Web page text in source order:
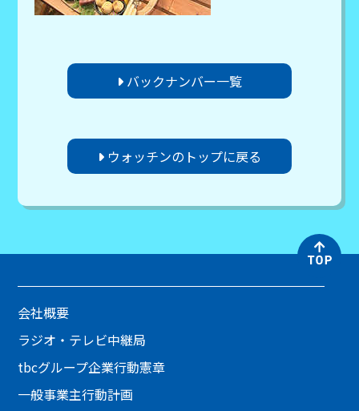
バックナンバー一覧
ウォッチンのトップに戻る
会社概要
ラジオ・テレビ中継局
tbcグループ企業行動憲章
一般事業主行動計画